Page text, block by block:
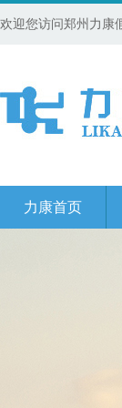
欢迎您访问郑州力康
力康首页